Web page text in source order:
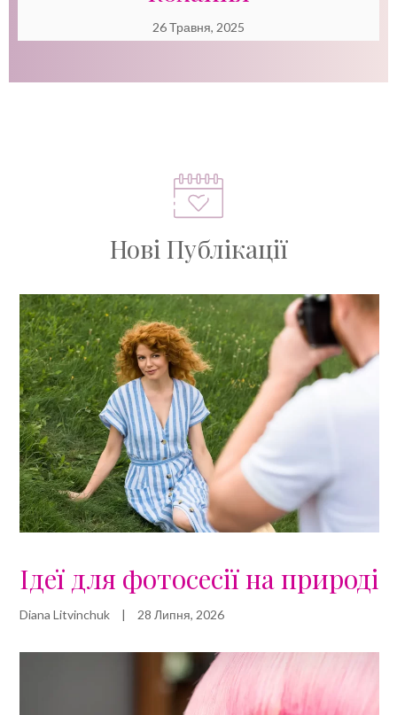
26 Травня, 2025
Нові Публікації
Ідеї для фотосесії на природі
Diana Litvinchuk | 28 Липня, 2026